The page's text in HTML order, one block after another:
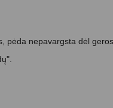
pėda nepavargsta dėl